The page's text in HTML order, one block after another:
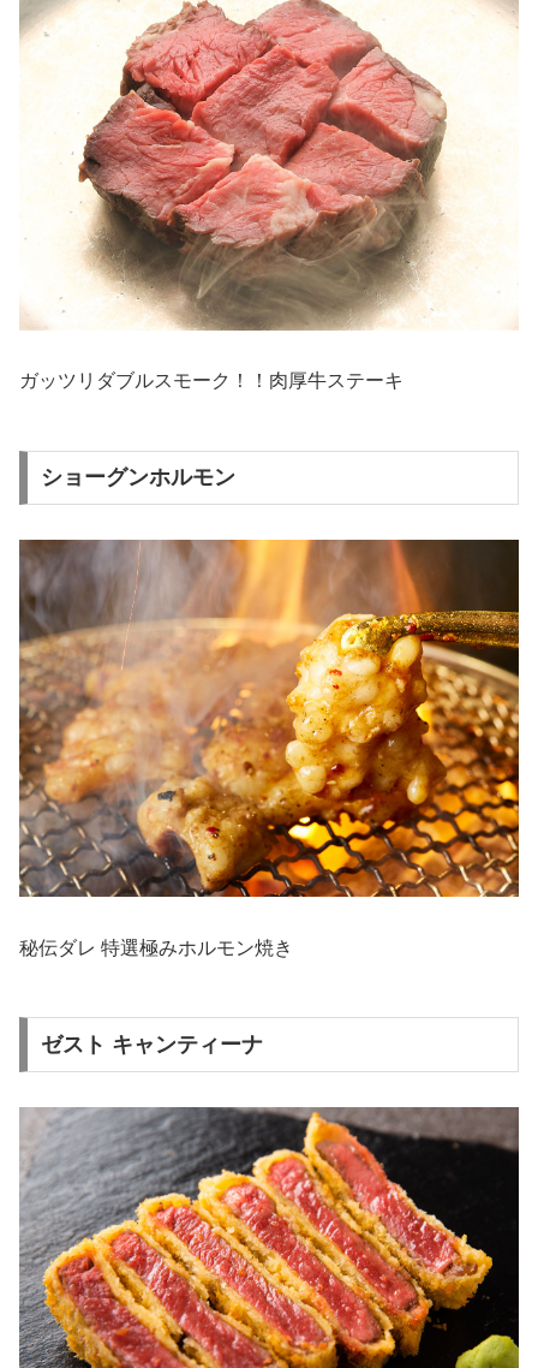
ガッツリダブルスモーク！！肉厚牛ステーキ
ショーグンホルモン
秘伝ダレ 特選極みホルモン焼き
ゼスト キャンティーナ